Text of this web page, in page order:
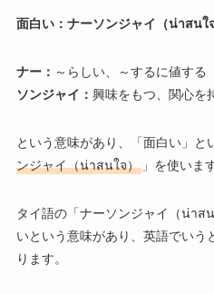
面白い：ナーソンジャイ（น่าสนใจ
ナー： ～らしい、～するに値する
ソンジャイ： 興味をもつ、関心を
という意味があり、「面白い」と
ンジャイ（น่าสนใจ）」を使います
タイ語の「ナーソンジャイ（น่า
いという意味があり、英語でいう
ります。